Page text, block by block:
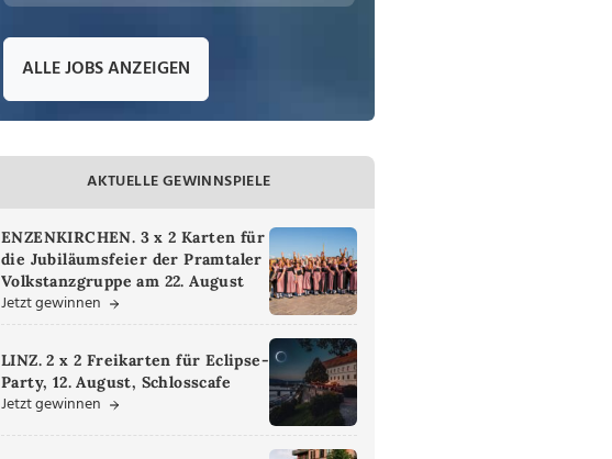
ALLE JOBS ANZEIGEN
AKTUELLE GEWINNSPIELE
ENZENKIRCHEN. 3 x 2 Karten für
die Jubiläumsfeier der Pramtaler
Volkstanzgruppe am 22. August
Jetzt gewinnen
LINZ. 2 x 2 Freikarten für Eclipse-
Party, 12. August, Schlosscafe
Jetzt gewinnen